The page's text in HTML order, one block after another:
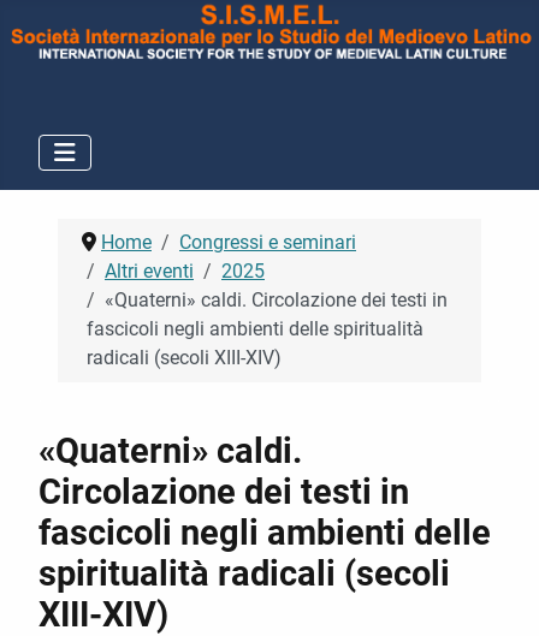
Home
Congressi e seminari
Altri eventi
2025
«Quaterni» caldi. Circolazione dei testi in
fascicoli negli ambienti delle spiritualità
radicali (secoli XIII-XIV)
«Quaterni» caldi.
Circolazione dei testi in
fascicoli negli ambienti delle
spiritualità radicali (secoli
XIII-XIV)